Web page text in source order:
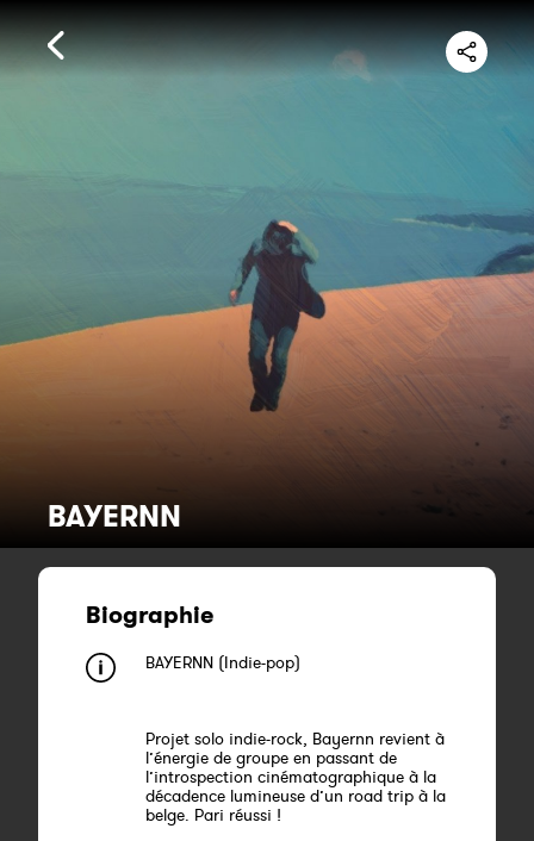
BAYERNN
Biographie
BAYERNN (Indie-pop)
Projet solo indie-rock, Bayernn revient à
l’énergie de groupe en passant de
l’introspection cinématographique à la
décadence lumineuse d’un road trip à la
belge. Pari réussi !